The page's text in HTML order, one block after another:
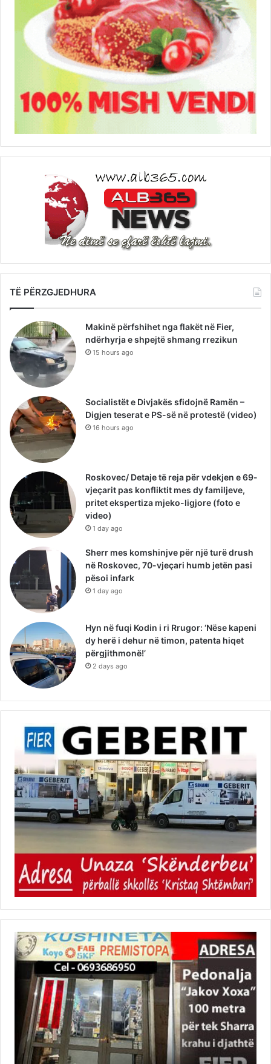
TË PËRZGJEDHURA
Makinë përfshihet nga flakët në Fier,
ndërhyrja e shpejtë shmang rrezikun
15 hours ago
Socialistët e Divjakës sfidojnë Ramën –
Digjen teserat e PS-së në protestë (video)
16 hours ago
Roskovec/ Detaje të reja për vdekjen e 69-
vjeçarit pas konfliktit mes dy familjeve,
pritet ekspertiza mjeko-ligjore (foto e
video)
1 day ago
Sherr mes komshinjve për një turë drush
në Roskovec, 70-vjeçari humb jetën pasi
pësoi infark
1 day ago
Hyn në fuqi Kodin i ri Rrugor: ‘Nëse kapeni
dy herë i dehur në timon, patenta hiqet
përgjithmonë!’
2 days ago